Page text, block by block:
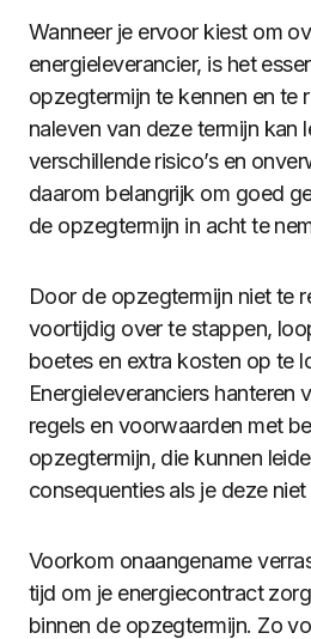
Wanneer je ervoor kiest om
energieleverancier, is het
opzegtermijn te kennen en te
naleven van deze termijn kan
verschillende risico’s en
daarom belangrijk om goed
de opzegtermijn in acht te
Door de opzegtermijn niet te
voortijdig over te stappen,
boetes en extra kosten op te
Energieleveranciers hanteren
regels en voorwaarden met
opzegtermijn, die kunnen
consequenties als je deze niet
Voorkom onaangename
tijd om je energiecontract
binnen de opzegtermijn. Zo